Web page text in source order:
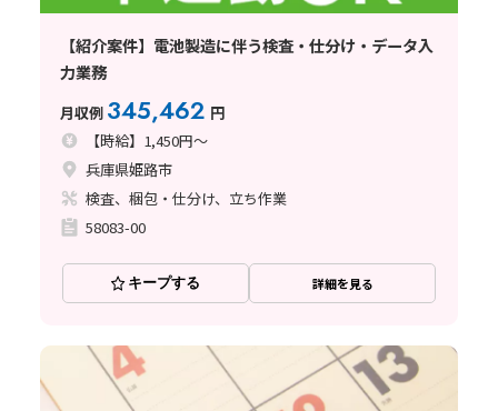
【紹介案件】電池製造に伴う検査・仕分け・データ入
力業務
月収例 345,462 円
【時給】1,450円～
兵庫県姫路市
検査、梱包・仕分け、立ち作業
58083-00
キープする 詳細を見る